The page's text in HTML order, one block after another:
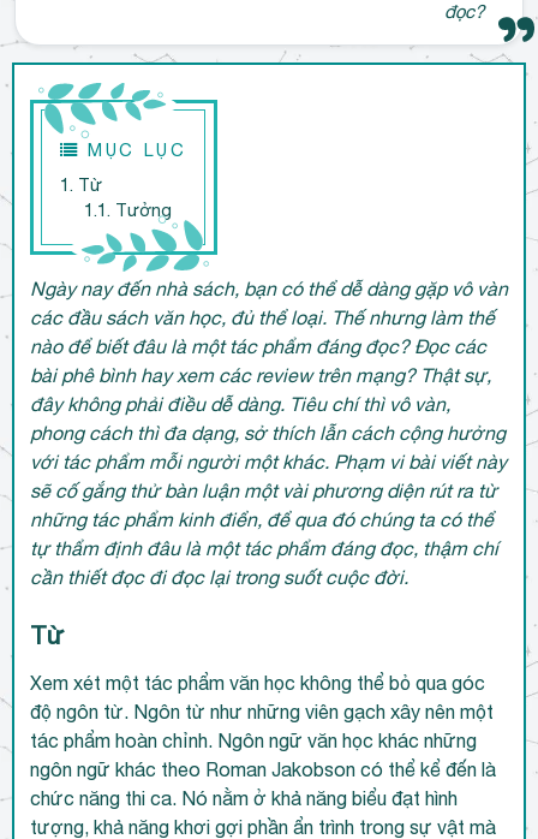
đọc?
MỤC LỤC
1. Từ
1.1. Tưởng
Ngày nay đến nhà sách, bạn có thể dễ dàng gặp vô vàn
các đầu sách văn học, đủ thể loại. Thế nhưng làm thế
nào để biết đâu là một tác phẩm đáng đọc? Đọc các
bài phê bình hay xem các review trên mạng? Thật sự,
đây không phải điều dễ dàng. Tiêu chí thì vô vàn,
phong cách thì đa dạng, sở thích lẫn cách cộng hưởng
với tác phẩm mỗi người một khác. Phạm vi bài viết này
sẽ cố gắng thử bàn luận một vài phương diện rút ra từ
những tác phẩm kinh điển, để qua đó chúng ta có thể
tự thẩm định đâu là một tác phẩm đáng đọc, thậm chí
cần thiết đọc đi đọc lại trong suốt cuộc đời.
Từ
Xem xét một tác phẩm văn học không thể bỏ qua góc
độ ngôn từ. Ngôn từ như những viên gạch xây nên một
tác phẩm hoàn chỉnh. Ngôn ngữ văn học khác những
ngôn ngữ khác theo Roman Jakobson có thể kể đến là
chức năng thi ca. Nó nằm ở khả năng biểu đạt hình
tượng, khả năng khơi gợi phần ẩn trình trong sự vật mà